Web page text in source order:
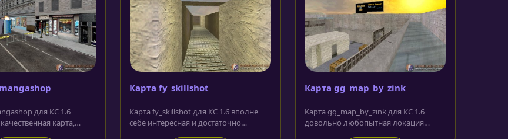
для КС 1.6
карта,
Карта fy_skillshot
Карта fy_skillshot для КС 1.6 вполне
себе интересная и достаточно
Карта gg_map_by_zink
Карта gg_map_by_zink для КС 1.6
довольно любопытная локация